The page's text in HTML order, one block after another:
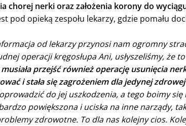
chorej nerki oraz założenia korony do
pod opieką zespołu lekarzy, gdzie pomału
od lekarzy przynosi nam ogromny
operacji kręgosłupa Ani, usłyszeliśmy, że
przejść również operację usunięcia
i stała się zagrożeniem dla jedynej
do jej uszkodzenia, a tego boimy się
powiększona i uciska na inne narządy,
zdrowotne. To dla nas kolejny cios.